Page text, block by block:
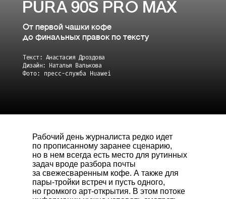
PURA 90S PRO MAX
От первой чашки кофе
до финальных правок по тексту
Текст: Анастасия Дроздова
Дизайн: Наталья Валькова
Фото: пресс-служба Huawei
Рабочий день журналиста редко идет
по прописанному заранее сценарию,
но в нем всегда есть место для рутинных
задач вроде разбора почты
за свежесваренным кофе. А также для
пары-тройки встреч и пусть одного,
но громкого арт-открытия. В этом потоке